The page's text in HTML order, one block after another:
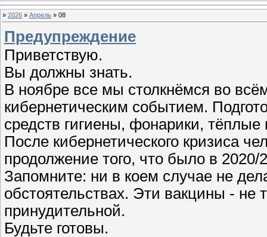
» 2026 » Апрель » 08
Предупреждение
Приветствую.
Вы должны знать.
В ноябре все мы столкнёмся во
кибернетическим событием.
средств гигиены, фонарики,
После кибернетического кризиса
продолжение того, что было в 2020/
Запомните: ни в коем случае не
обстоятельствах. Эти вакцины - не
принудительной.
Будьте готовы.